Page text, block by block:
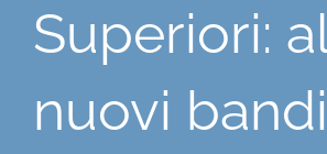
Superiori:
nuovi bandi